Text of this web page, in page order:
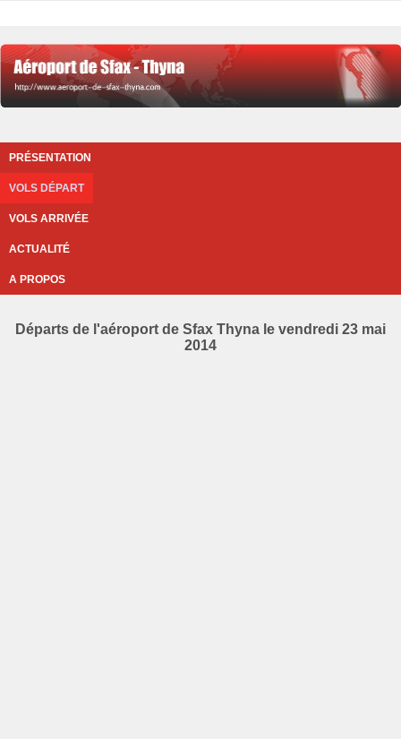
PRÉSENTATION
VOLS DÉPART
VOLS ARRIVÉE
ACTUALITÉ
A PROPOS
Départs de l'aéroport de Sfax Thyna le vendredi 23 mai
2014